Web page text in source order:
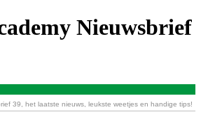
Nieuwsbrief